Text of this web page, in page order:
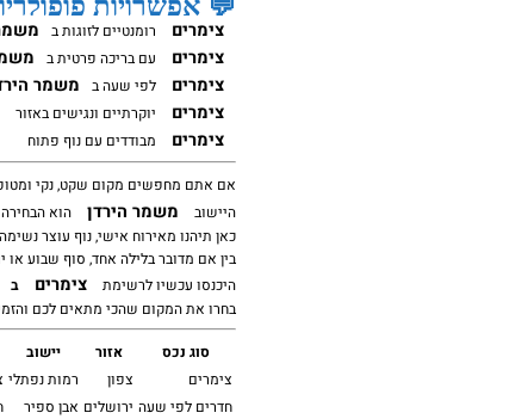
צימרים רומנטיים לזוגות ב
צימרים
עם בריכה פרטית ב
צימרים
לפי שעה ב
משמר
צימרים
יוקרתיים ונגישים באזור
צימרים
מבודדים עם נוף פתוח
אם אתם מחפשים מקום שקט, נקי
היישוב
משמר הירדן
הוא
כאן תיהנו מאירוח אישי, נוף עוצר
בין אם מדובר בלילה אחד, סוף שבוע או
היכנסו עכשיו לרשימת
צימרים ב
בחרו את המקום שהכי מתאים לכם
סוג נכס
אזור יישוב
צימרים
צפון רמות נפתלי
חדרים לפי שעה ירושלים אבן ספיר